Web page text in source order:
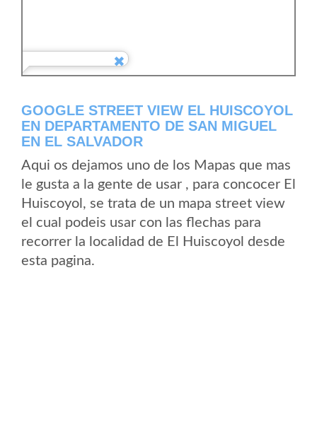
GOOGLE STREET VIEW EL HUISCOYOL
EN DEPARTAMENTO DE SAN MIGUEL
EN EL SALVADOR
Aqui os dejamos uno de los Mapas que mas
le gusta a la gente de usar , para concocer El
Huiscoyol, se trata de un mapa street view
el cual podeis usar con las flechas para
recorrer la localidad de El Huiscoyol desde
esta pagina.